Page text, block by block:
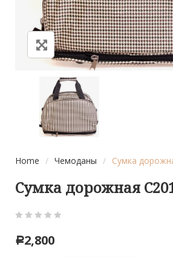
Home / Чемоданы / Сумка
Сумка дорожная
out
Р2,800